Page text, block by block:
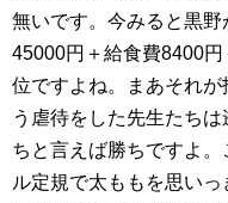
無いです。今みると黒野
45000円＋給食費8400
位ですよね。まあそれ
う虐待をした先生たち
ちと言えば勝ちですよ
ル定規で太ももを思い